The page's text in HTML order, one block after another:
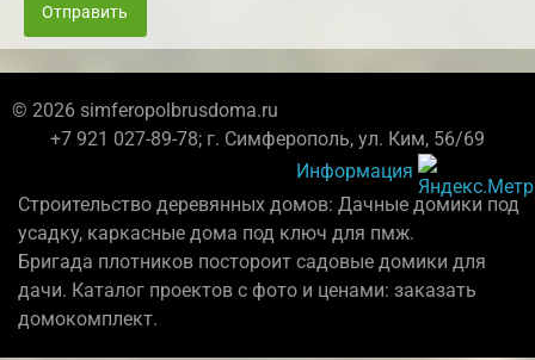
Отправить
© 2026 simferopolbrusdoma.ru
+7 921 027-89-78; г. Симферополь, ул. Ким, 56/69
Информация
Строительство деревянных домов: Дачные домики под
усадку, каркасные дома под ключ для пмж.
Бригада плотников постороит садовые домики для
дачи. Каталог проектов с фото и ценами: заказать
домокомплект.